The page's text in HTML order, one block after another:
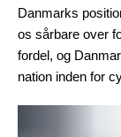
Danmarks
os sårbare over
fordel, og
nation inden for